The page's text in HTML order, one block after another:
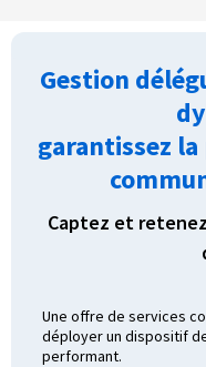
Gestion
garantissez
Captez et
Une offre de services
déployer un dispositif
performant.